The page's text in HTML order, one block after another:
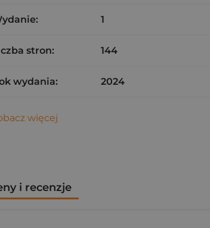
1
stron: 144
wydania: 2024
więcej
i recenzje